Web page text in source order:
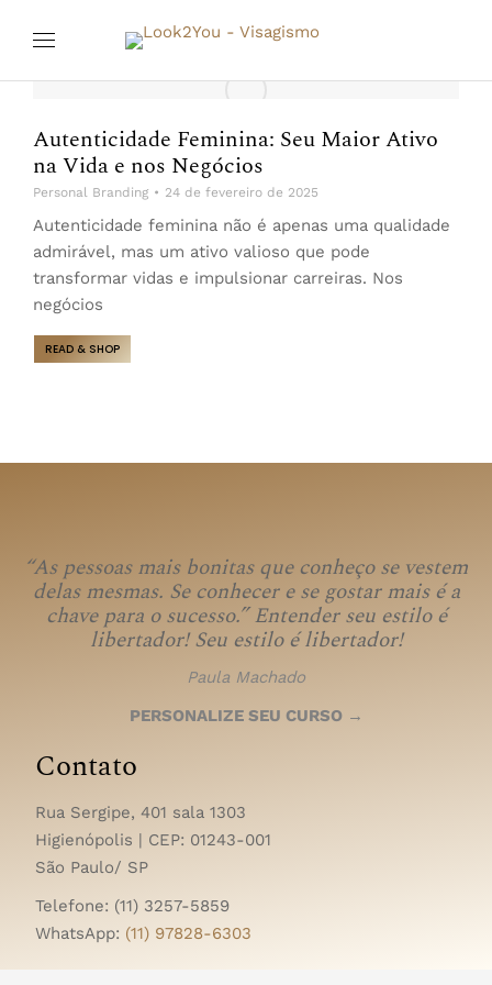
Autenticidade Feminina: Seu Maior Ativo
na Vida e nos Negócios
Personal Branding 24 de fevereiro de 2025
Autenticidade feminina não é apenas uma qualidade
admirável, mas um ativo valioso que pode
transformar vidas e impulsionar carreiras. Nos
negócios
READ & SHOP
“As pessoas mais bonitas que conheço se vestem
delas mesmas. Se conhecer e se gostar mais é a
chave para o sucesso.” Entender seu estilo é
libertador! Seu estilo é libertador!
Paula Machado
PERSONALIZE SEU CURSO →
Contato
Rua Sergipe, 401 sala 1303
Higienópolis | CEP: 01243-001
São Paulo/ SP
Telefone: (11) 3257-5859
WhatsApp: (11) 97828-6303